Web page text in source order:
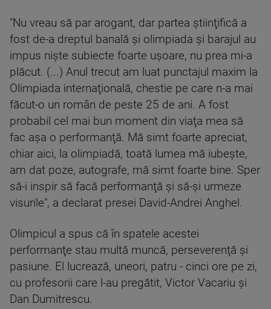
"Nu vreau să par arogant, dar partea ştiinţifică a
fost de-a dreptul banală şi olimpiada şi barajul au
impus nişte subiecte foarte uşoare, nu prea mi-a
plăcut. (...) Anul trecut am luat punctajul maxim la
Olimpiada internaţională, chestie pe care n-a mai
făcut-o un român de peste 25 de ani. A fost
probabil cel mai bun moment din viaţa mea să
fac aşa o performanţă. Mă simt foarte apreciat,
chiar aici, la olimpiadă, toată lumea mă iubeşte,
am dat poze, autografe, mă simt foarte bine. Sper
să-i inspir să facă performanţă şi să-şi urmeze
visurile", a declarat presei David-Andrei Anghel.
Olimpicul a spus că în spatele acestei
performanţe stau multă muncă, perseverenţă şi
pasiune. El lucrează, uneori, patru - cinci ore pe zi,
cu profesorii care l-au pregătit, Victor Vacariu şi
Dan Dumitrescu.